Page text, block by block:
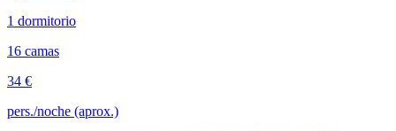
1 dormitorio
16 camas
34 €
pers./noche (aprox.)